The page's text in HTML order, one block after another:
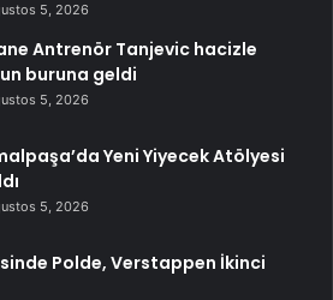
5, 2026
Antrenör Tanjevic hacizle
buruna geldi
5, 2026
Yeni Yiyecek Atölyesi
5, 2026
Polde, Verstappen İkinci